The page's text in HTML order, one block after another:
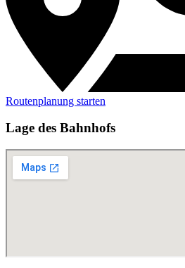
Routenplanung starten
Lage des Bahnhofs